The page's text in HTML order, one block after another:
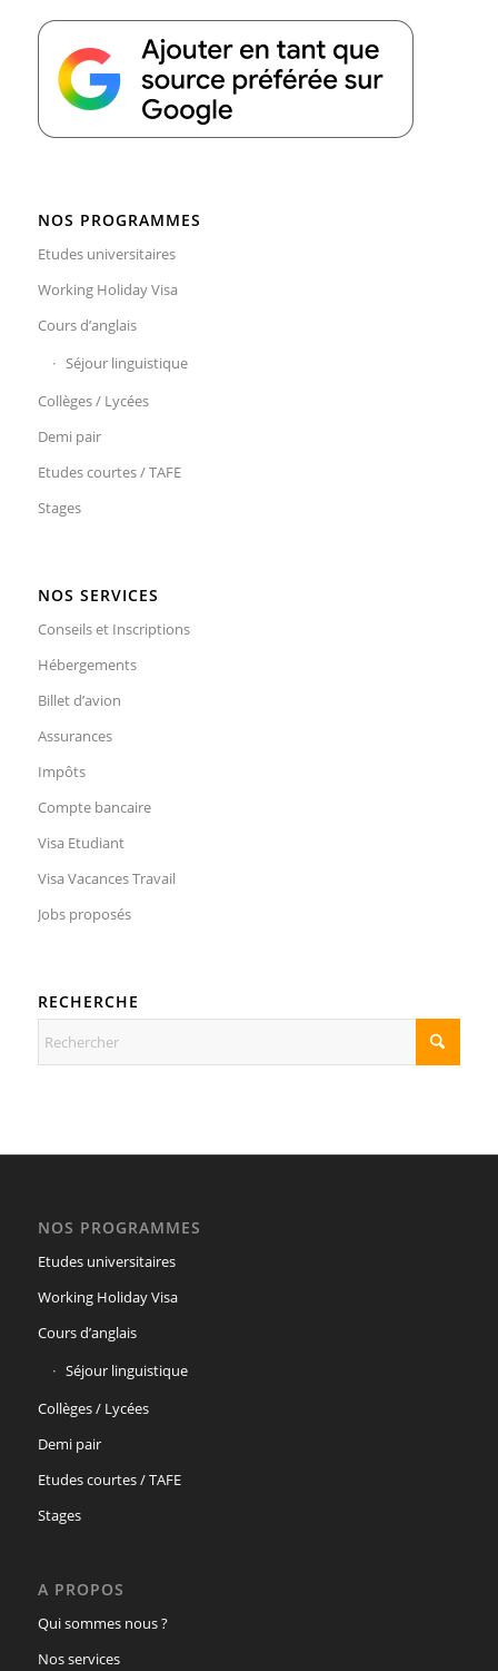
NOS PROGRAMMES
Etudes universitaires
Working Holiday Visa
Cours d’anglais
Séjour linguistique
Collèges / Lycées
Demi pair
Etudes courtes / TAFE
Stages
NOS SERVICES
Conseils et Inscriptions
Hébergements
Billet d’avion
Assurances
Impôts
Compte bancaire
Visa Etudiant
Visa Vacances Travail
Jobs proposés
RECHERCHE
NOS PROGRAMMES
Etudes universitaires
Working Holiday Visa
Cours d’anglais
Séjour linguistique
Collèges / Lycées
Demi pair
Etudes courtes / TAFE
Stages
A PROPOS
Qui sommes nous ?
Nos services